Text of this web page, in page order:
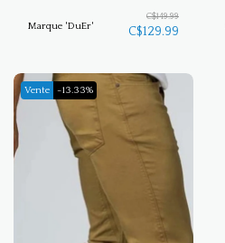
Marque 'DuEr'
C$149.99
C$129.99
Vente -13.33%